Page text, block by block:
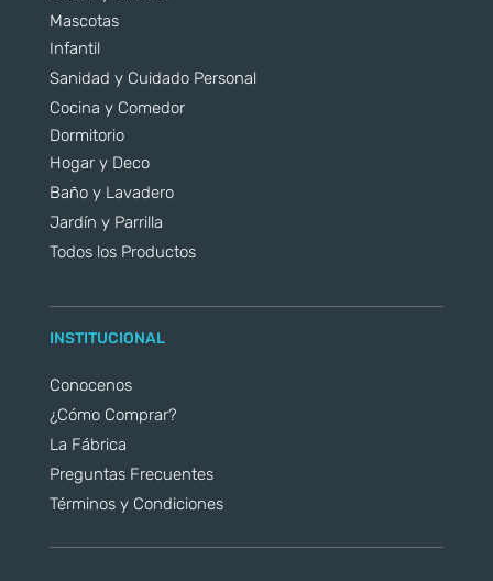
Mascotas
Infantil
Sanidad y Cuidado Personal
Cocina y Comedor
Dormitorio
Hogar y Deco
Baño y Lavadero
Jardín y Parrilla
Todos los Productos
INSTITUCIONAL
Conocenos
¿Cómo Comprar?
La Fábrica
Preguntas Frecuentes
Términos y Condiciones